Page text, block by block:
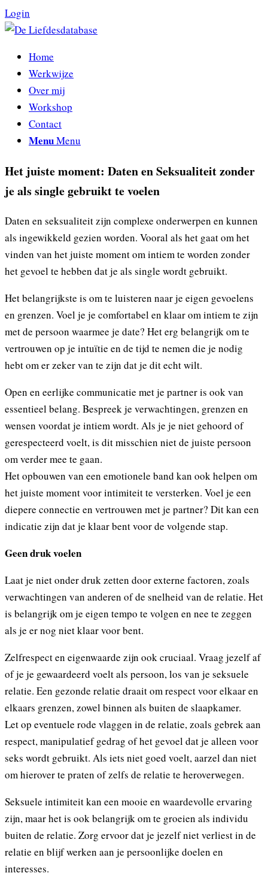
Login
Home
Werkwijze
Over mij
Workshop
Contact
MenuMenu
Het juiste moment: Daten en Seksualiteit zonder
je als single gebruikt te voelen
Daten en seksualiteit zijn complexe onderwerpen en kunnen
als ingewikkeld gezien worden. Vooral als het gaat om het
vinden van het juiste moment om intiem te worden zonder
het gevoel te hebben dat je als single wordt gebruikt.
Het belangrijkste is om te luisteren naar je eigen gevoelens
en grenzen. Voel je je comfortabel en klaar om intiem te zijn
met de persoon waarmee je date? Het erg belangrijk om te
vertrouwen op je intuïtie en de tijd te nemen die je nodig
hebt om er zeker van te zijn dat je dit echt wilt.
Open en eerlijke communicatie met je partner is ook van
essentieel belang. Bespreek je verwachtingen, grenzen en
wensen voordat je intiem wordt. Als je je niet gehoord of
gerespecteerd voelt, is dit misschien niet de juiste persoon
om verder mee te gaan.
Het opbouwen van een emotionele band kan ook helpen om
het juiste moment voor intimiteit te versterken. Voel je een
diepere connectie en vertrouwen met je partner? Dit kan een
indicatie zijn dat je klaar bent voor de volgende stap.
Geen druk voelen
Laat je niet onder druk zetten door externe factoren, zoals
verwachtingen van anderen of de snelheid van de relatie. Het
is belangrijk om je eigen tempo te volgen en nee te zeggen
als je er nog niet klaar voor bent.
Zelfrespect en eigenwaarde zijn ook cruciaal. Vraag jezelf af
of je je gewaardeerd voelt als persoon, los van je seksuele
relatie. Een gezonde relatie draait om respect voor elkaar en
elkaars grenzen, zowel binnen als buiten de slaapkamer.
Let op eventuele rode vlaggen in de relatie, zoals gebrek aan
respect, manipulatief gedrag of het gevoel dat je alleen voor
seks wordt gebruikt. Als iets niet goed voelt, aarzel dan niet
om hierover te praten of zelfs de relatie te heroverwegen.
Seksuele intimiteit kan een mooie en waardevolle ervaring
zijn, maar het is ook belangrijk om te groeien als individu
buiten de relatie. Zorg ervoor dat je jezelf niet verliest in de
relatie en blijf werken aan je persoonlijke doelen en
interesses.